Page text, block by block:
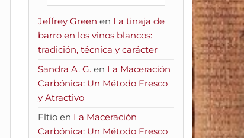
Jeffrey Green en La tinaja de
barro en los vinos blancos:
tradición, técnica y carácter
Sandra A. G.en La Maceración
Carbónica: Un Método Fresco
y Atractivo
Eltioen La Maceración
Carbónica: Un Método Fresco